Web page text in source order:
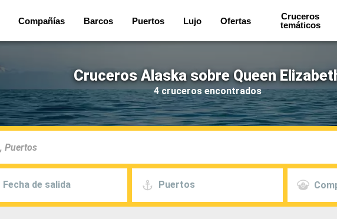
Compañías Barcos Puertos Lujo Ofertas
Cruceros
temáticos
Cruceros Alaska sobre Queen
4 cruceros encontrados
Fecha de salida Puertos